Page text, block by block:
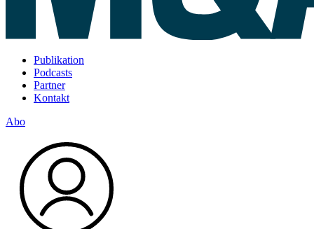
Publikation
Podcasts
Partner
Kontakt
Abo